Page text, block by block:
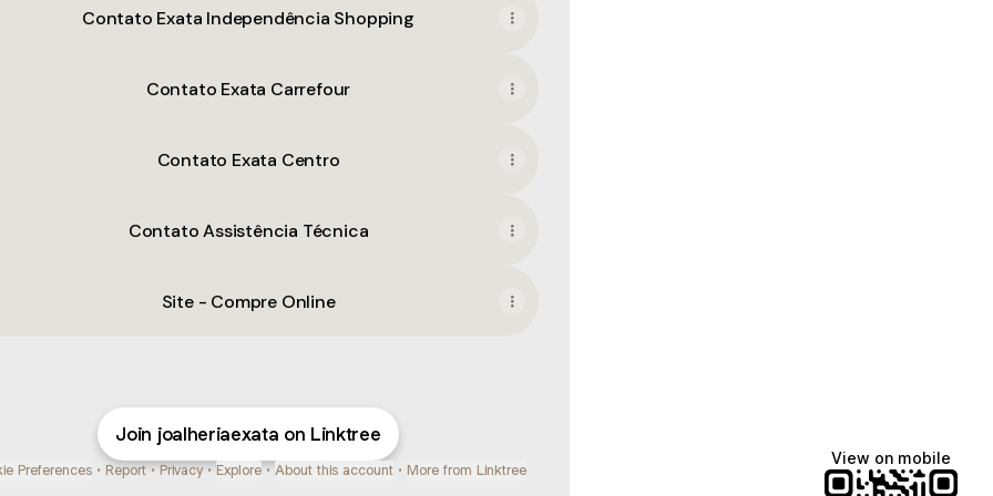
Contato Exata Independência Shopping
Contato Exata Carrefour
Contato Exata Centro
Contato Assistência Técnica
Site - Compre Online
Join joalheriaexata on Linktree
Preferences • Report • Privacy • Explore • About this account • More from Linktree
View on mobile